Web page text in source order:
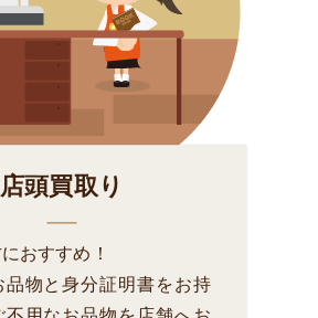
店頭買取り
おすすめ！
品物と身分証明書をお持